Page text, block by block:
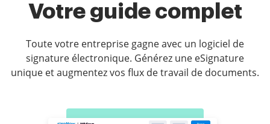
Votre guide complet
Toute votre entreprise gagne avec un logiciel de
signature électronique. Générez une eSignature
unique et augmentez vos flux de travail de documents.